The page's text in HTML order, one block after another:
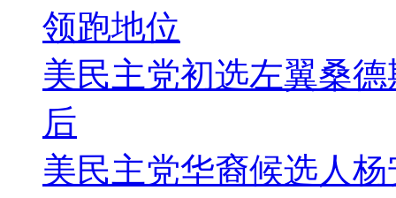
领跑地位
美民主党初选左翼桑
后
美民主党华裔候选人